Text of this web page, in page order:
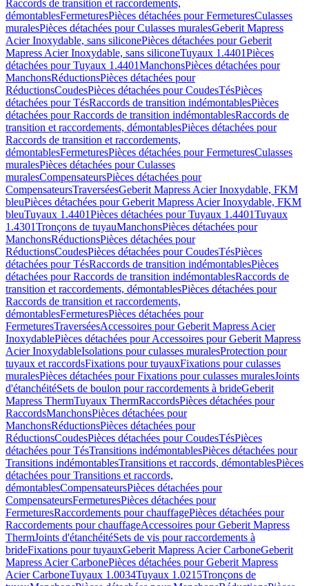
Raccords de transition et raccordements,
démontablesFermeturesPièces détachées pour FermeturesCulasses
muralesPièces détachées pour Culasses muralesGeberit Mapress
Acier Inoxydable, sans siliconePièces détachées pour Geberit
Mapress Acier Inoxydable, sans siliconeTuyaux 1.4401Pièces
détachées pour Tuyaux 1.4401ManchonsPièces détachées pour
ManchonsRéductionsPièces détachées pour
RéductionsCoudesPièces détachées pour CoudesTésPièces
détachées pour TésRaccords de transition indémontablesPièces
détachées pour Raccords de transition indémontablesRaccords de
transition et raccordements, démontablesPièces détachées pour
Raccords de transition et raccordements,
démontablesFermeturesPièces détachées pour FermeturesCulasses
muralesPièces détachées pour Culasses
muralesCompensateursPièces détachées pour
CompensateursTraverséesGeberit Mapress Acier Inoxydable, FKM
bleuPièces détachées pour Geberit Mapress Acier Inoxydable, FKM
bleuTuyaux 1.4401Pièces détachées pour Tuyaux 1.4401Tuyaux
1.4301Tronçons de tuyauManchonsPièces détachées pour
ManchonsRéductionsPièces détachées pour
RéductionsCoudesPièces détachées pour CoudesTésPièces
détachées pour TésRaccords de transition indémontablesPièces
détachées pour Raccords de transition indémontablesRaccords de
transition et raccordements, démontablesPièces détachées pour
Raccords de transition et raccordements,
démontablesFermeturesPièces détachées pour
FermeturesTraverséesAccessoires pour Geberit Mapress Acier
InoxydablePièces détachées pour Accessoires pour Geberit Mapress
Acier InoxydableIsolations pour culasses muralesProtection pour
tuyaux et raccordsFixations pour tuyauxFixations pour culasses
muralesPièces détachées pour Fixations pour culasses muralesJoints
d'étanchéitéSets de boulon pour raccordements à brideGeberit
Mapress ThermTuyaux ThermRaccordsPièces détachées pour
RaccordsManchonsPièces détachées pour
ManchonsRéductionsPièces détachées pour
RéductionsCoudesPièces détachées pour CoudesTésPièces
détachées pour TésTransitions indémontablesPièces détachées pour
Transitions indémontablesTransitions et raccords, démontablesPièces
détachées pour Transitions et raccords,
démontablesCompensateursPièces détachées pour
CompensateursFermeturesPièces détachées pour
FermeturesRaccordements pour chauffagePièces détachées pour
Raccordements pour chauffageAccessoires pour Geberit Mapress
ThermJoints d'étanchéitéSets de vis pour raccordements à
brideFixations pour tuyauxGeberit Mapress Acier CarboneGeberit
Mapress Acier CarbonePièces détachées pour Geberit Mapress
Acier CarboneTuyaux 1.0034Tuyaux 1.0215Tronçons de